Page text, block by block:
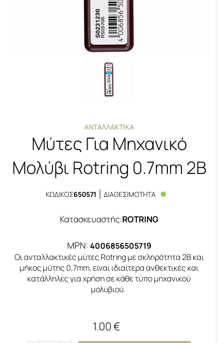
ΑΝΤΑΛΛΑΚΤΙΚΆ
Μύτες Για Μηχανικό
Μολύβι Rotring 0.7mm 2B
ΚΩΔΙΚΟΣ650571 ΔΙΑΘΕΣΙΜΟΤΗΤΑ
Κατασκευαστής:ROTRING
MPN: 4006856505719
Οι ανταλλακτικές μύτες Rotring με σκληρότητα 2B και
μήκος μύτης 0,7mm, είναι ιδιαίτερα ανθεκτικές και
κατάλληλες για χρήση σε κάθε τύπο μηχανικού
μολυβιού.
1.00 €